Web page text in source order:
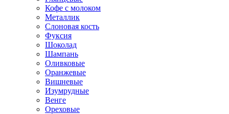
Кофе с молоком
Металлик
Слоновая кость
Фуксия
Шоколад
Шампань
Оливковые
Оранжевые
Вишневые
Изумрудные
Венге
Ореховые